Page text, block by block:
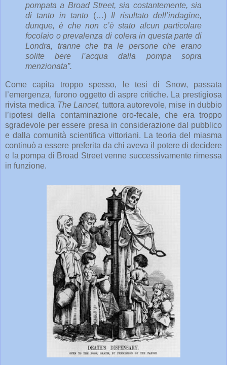
pompata a Broad Street, sia costantemente, sia
di tanto in tanto (…) Il risultato dell’indagine,
dunque, è che non c’è stato alcun particolare
focolaio o prevalenza di colera in questa parte di
Londra, tranne che tra le persone che erano
solite bere l’acqua dalla pompa sopra
menzionata”.
Come capita troppo spesso, le tesi di Snow, passata
l’emergenza, furono oggetto di aspre critiche. La prestigiosa
rivista medica The Lancet, tuttora autorevole, mise in dubbio
l’ipotesi della contaminazione oro-fecale, che era troppo
sgradevole per essere presa in considerazione dal pubblico
e dalla comunità scientifica vittoriani. La teoria del miasma
continuò a essere preferita da chi aveva il potere di decidere
e la pompa di Broad Street venne successivamente rimessa
in funzione.